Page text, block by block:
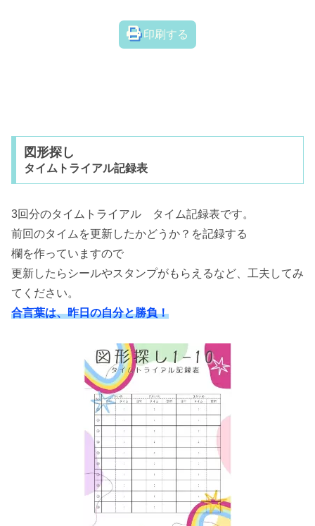
印刷する
図形探し
タイムトライアル記録表
3回分のタイムトライアル タイム記録表です。
前回のタイムを更新したかどうか？を記録する
欄を作っていますので
更新したらシールやスタンプがもらえるなど、工夫してみ
てください。
合言葉は、昨日の自分と勝負！